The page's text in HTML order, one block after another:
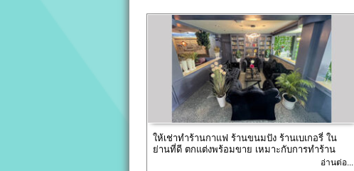
ให้เช่าทำร้านกาแฟ ร้านขนมปัง ร้านเบเกอรี่ ใน
ย่านที่ดี ตกแต่งพร้อมขาย เหมาะกับการทำร้าน
อ่านต่อ...